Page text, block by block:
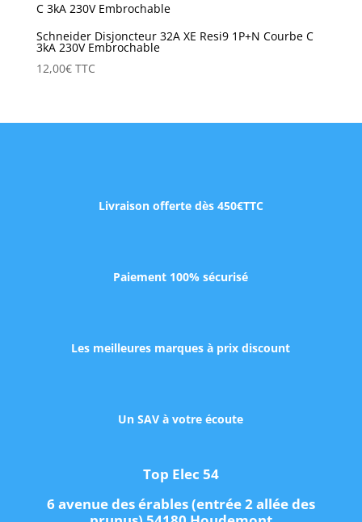
Schneider Disjoncteur 32A XE Resi9 1P+N Courbe C
3kA 230V Embrochable
12,00€ TTC
Livraison offerte dès 450€TTC
Paiement 100% sécurisé
Les meilleures marques à prix discount
Un SAV à votre écoute
Top Elec 54
6 avenue des érables (entrée 2 allée des